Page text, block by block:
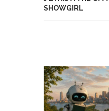
SHOWGIRL